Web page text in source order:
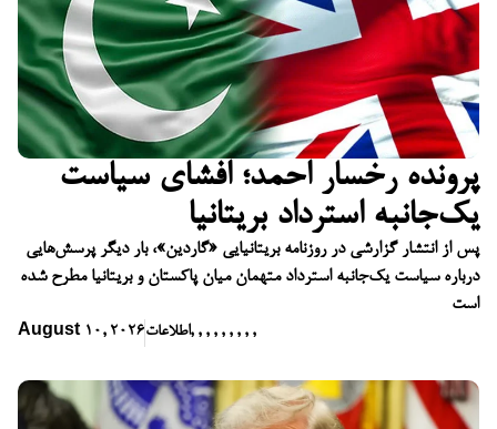
پرونده رخسار احمد؛ افشای سیاست
یک‌جانبه استرداد بریتانیا
پس از انتشار گزارشی در روزنامه بریتانیایی «گاردین»، بار دیگر پرسش‌هایی
درباره سیاست یک‌جانبه استرداد متهمان میان پاکستان و بریتانیا مطرح شده
است
August 10, 2026اطلاعات, , , , , , , , ,